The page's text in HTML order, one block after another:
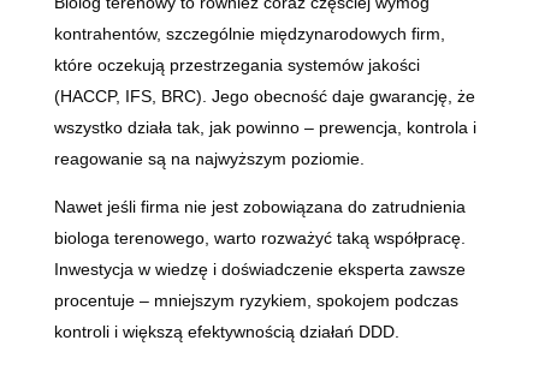
kontrahentów, szczególnie międzynarodowych firm,
które oczekują przestrzegania systemów jakości
(HACCP, IFS, BRC). Jego obecność daje gwarancję, że
wszystko działa tak, jak powinno – prewencja, kontrola i
reagowanie są na najwyższym poziomie.
Nawet jeśli firma nie jest zobowiązana do zatrudnienia
biologa terenowego, warto rozważyć taką współpracę.
Inwestycja w wiedzę i doświadczenie eksperta zawsze
procentuje – mniejszym ryzykiem, spokojem podczas
kontroli i większą efektywnością działań DDD.